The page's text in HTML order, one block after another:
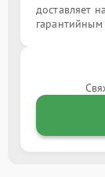
доставляет